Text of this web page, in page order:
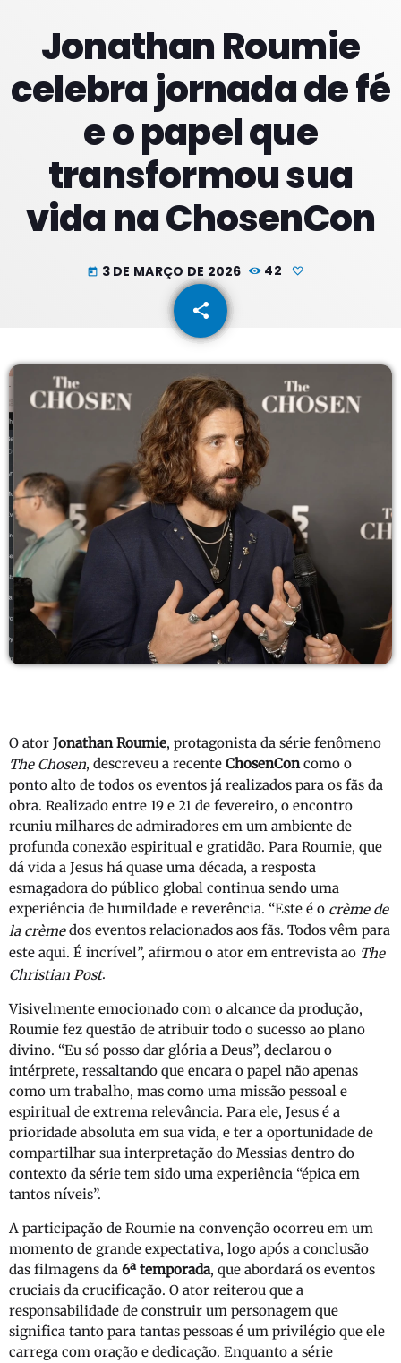
Noite Maior
COM ERICA
22:00 - 23:59
Noite Maior
COM ERICA
00:00 - 01:59
Madrugadas
COM PATRICIA
02:00 - 05:59
Jonathan Roumie
celebra jornada de fé
e o papel que
transformou sua
vida na ChosenCon
today 3 DE MARÇO DE 2026 42
share
email
O ator Jonathan Roumie, protagonista da série fenômeno
The Chosen, descreveu a recente ChosenCon como o
ponto alto de todos os eventos já realizados para os fãs da
obra. Realizado entre 19 e 21 de fevereiro, o encontro
reuniu milhares de admiradores em um ambiente de
profunda conexão espiritual e gratidão. Para Roumie, que
dá vida a Jesus há quase uma década, a resposta
esmagadora do público global continua sendo uma
experiência de humildade e reverência. “Este é o crème de
la crèmedos eventos relacionados aos fãs. Todos vêm para
este aqui. É incrível”, afirmou o ator em entrevista ao The
Christian Post.
Visivelmente emocionado com o alcance da produção,
Roumie fez questão de atribuir todo o sucesso ao plano
divino. “Eu só posso dar glória a Deus”, declarou o
intérprete, ressaltando que encara o papel não apenas
como um trabalho, mas como uma missão pessoal e
espiritual de extrema relevância. Para ele, Jesus é a
prioridade absoluta em sua vida, e ter a oportunidade de
compartilhar sua interpretação do Messias dentro do
contexto da série tem sido uma experiência “épica em
tantos níveis”.
A participação de Roumie na convenção ocorreu em um
momento de grande expectativa, logo após a conclusão
das filmagens da 6ª temporada, que abordará os eventos
cruciais da crucificação. O ator reiterou que a
responsabilidade de construir um personagem que
significa tanto para tantas pessoas é um privilégio que ele
carrega com oração e dedicação. Enquanto a série